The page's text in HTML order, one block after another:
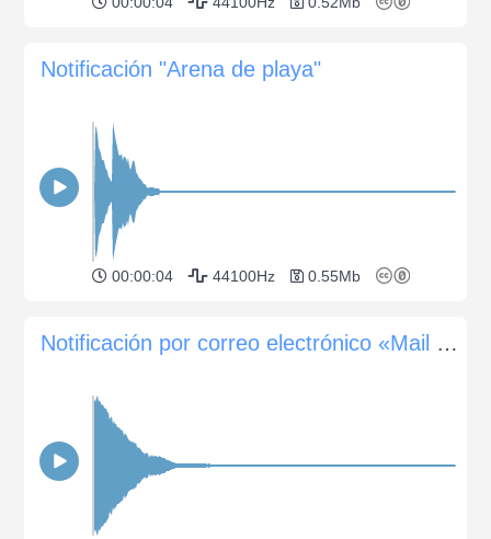
Notificación "Arena de playa"
00:00:04 44100Hz 0.55Mb
Notificación por correo electrónico «Mail Chime»